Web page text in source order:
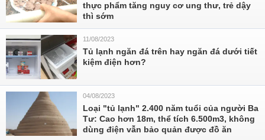
thực phẩm tăng nguy cơ ung thư, trẻ dậy
thì sớm
11/08/2023
Tủ lạnh ngăn đá trên hay ngăn đá dưới tiết
kiệm điện hơn?
04/08/2023
Loại "tủ lạnh" 2.400 năm tuổi của người Ba
Tư: Cao hơn 18m, thể tích 6.500m3, không
dùng điện vẫn bảo quản được đồ ăn